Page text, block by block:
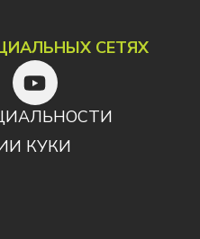
СЕТЯХ
КУКИ